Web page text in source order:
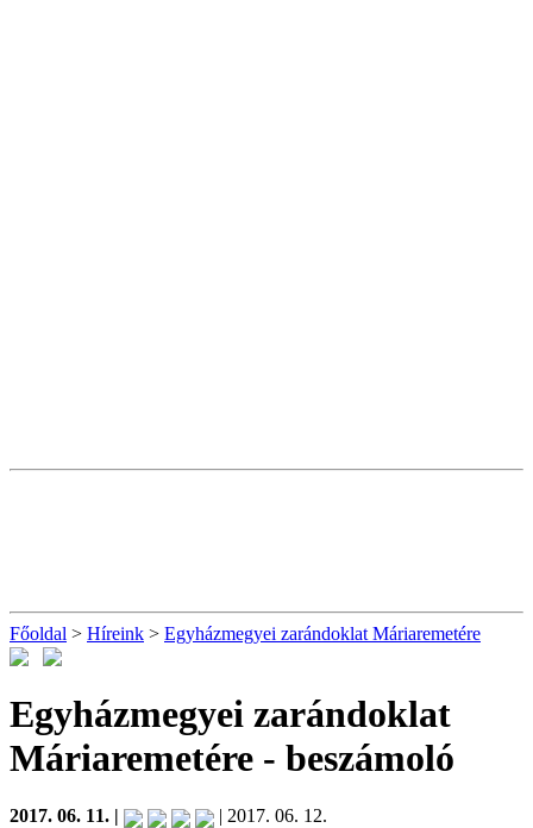
Főoldal > Híreink > Egyházmegyei zarándoklat Máriaremetére
Egyházmegyei zarándoklat
Máriaremetére - beszámoló
2017. 06. 11. | | 2017. 06. 12.